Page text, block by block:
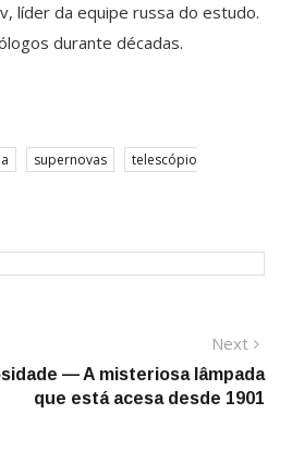
líder da equipe russa do estudo.
durante décadas.
supernovas
telescópio
Next
post:
— A misteriosa lâmpada
que está acesa desde 1901